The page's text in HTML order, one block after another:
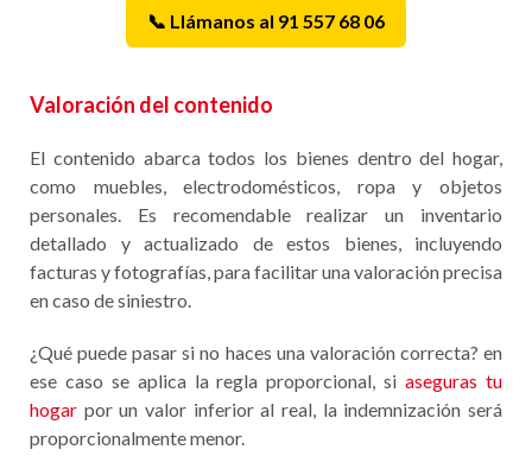
📞 Llámanos al 91 557 68 06
Valoración del contenido
El contenido abarca todos los bienes dentro del hogar,
como muebles, electrodomésticos, ropa y objetos
personales. Es recomendable realizar un inventario
detallado y actualizado de estos bienes, incluyendo
facturas y fotografías, para facilitar una valoración precisa
en caso de siniestro.
¿Qué puede pasar si no haces una valoración correcta? en
ese caso se aplica la regla proporcional, siaseguras tu
hogar por un valor inferior al real, la indemnización será
proporcionalmente menor.